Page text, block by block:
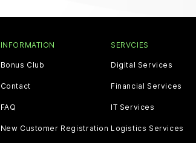
INFORMATION
Bonus Club
Contact
FAQ
New Customer Registration
SERVCIES
Digital Services
Financial Services
IT Services
Logistics Services